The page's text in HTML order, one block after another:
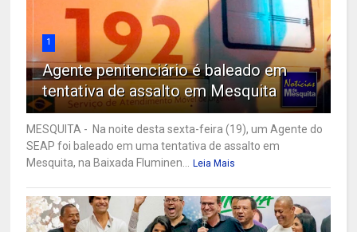
1
Agente penitenciário é baleado em
tentativa de assalto em Mesquita
MESQUITA - Na noite desta sexta-feira (19), um Agente do
SEAP foi baleado em uma tentativa de assalto em
Mesquita, na Baixada Fluminen...
Leia Mais